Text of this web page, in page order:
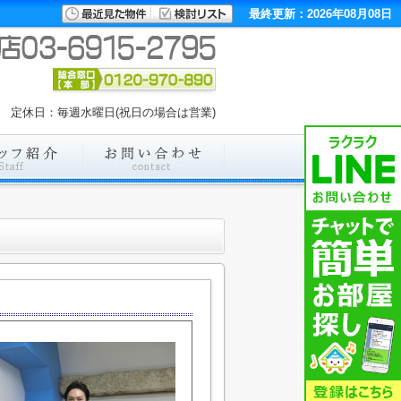
最終更新：2026年08月08日
休日：毎週水曜日(祝日の場合は営業)